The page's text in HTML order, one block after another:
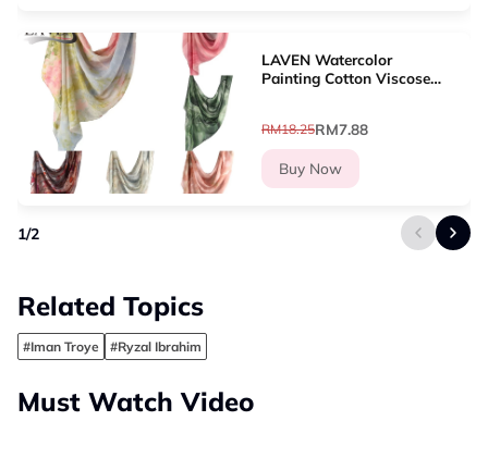
LAVEN Watercolor
Painting Cotton Viscose
Muslim Women Shawl
Hijab Scarf
RM18.25RM7.88
Buy Now
1/2
Related Topics
#Iman Troye #Ryzal Ibrahim
Must Watch Video